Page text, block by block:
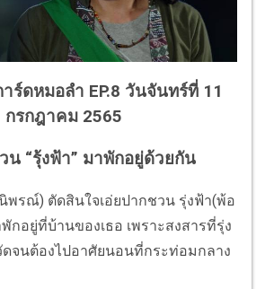
าร์ดหมอลำ EP.8 วันจันทร์ที่ 11
กรกฎาคม 2565
น “รุ้งฟ้า” มาพักอยู่ด้วยกัน
รณ์) ตัดสินใจเอ่ยปากชวน รุ่งฟ้า(พ้อ
กอยู่ที่บ้านของเธอ เพราะสงสารที่รุ่ง
จนต้องไปอาศัยนอนที่กระท่อมกลาง